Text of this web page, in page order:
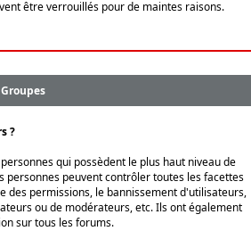
être verrouillés pour de maintes raisons.
?
qui possèdent le plus haut niveau de
personnes peuvent contrôler toutes les facettes
des permissions, le bannissement d'utilisateurs,
ou de modérateurs, etc. Ils ont également
sur tous les forums.